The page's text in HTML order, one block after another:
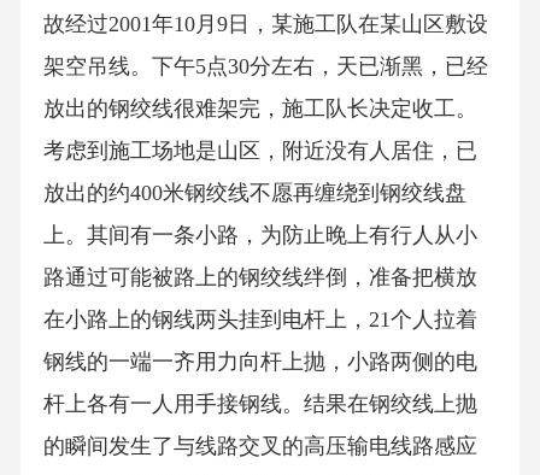
故经过2001年10月9日，某施工队在某山区敷设
架空吊线。下午5点30分左右，天已渐黑，已经
放出的钢绞线很难架完，施工队长决定收工。
考虑到施工场地是山区，附近没有人居住，已
放出的约400米钢绞线不愿再缠绕到钢绞线盘
上。其间有一条小路，为防止晚上有行人从小
路通过可能被路上的钢绞线绊倒，准备把横放
在小路上的钢线两头挂到电杆上，21个人拉着
钢线的一端一齐用力向杆上抛，小路两侧的电
杆上各有一人用手接钢线。结果在钢绞线上抛
的瞬间发生了与线路交叉的高压输电线路感应